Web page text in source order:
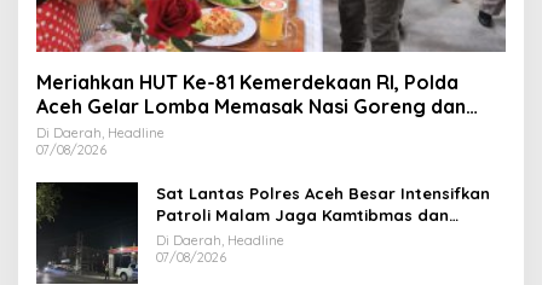
Meriahkan HUT Ke-81 Kemerdekaan RI, Polda
Aceh Gelar Lomba Memasak Nasi Goreng dan
Aneka Minuman
Di Daerah, Headline
07/08/2026
Sat Lantas Polres Aceh Besar Intensifkan
Patroli Malam Jaga Kamtibmas dan
Kelancaran Lalu Lintas
Di Daerah, Headline
07/08/2026